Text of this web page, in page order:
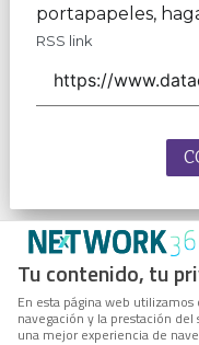
Tu contenido, tu
En esta página web
navegación y la prestación
una mejor experiencia de
portapapeles,
RSS link